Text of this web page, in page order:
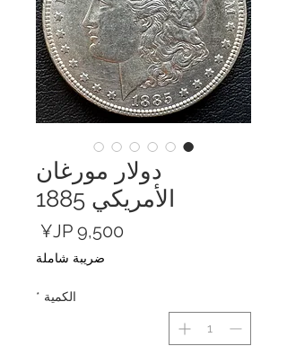
دولار مورغان
الأمريكي 1885
ضريبة شاملة
الكمية *